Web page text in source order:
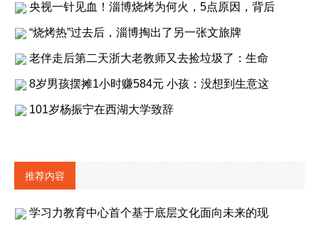
央视一针见血！淄博烧烤为何火，5点原因，背后
“烧烤热”过去后，淄博掏出了另一张文旅牌
老伴走后第二天浙大老教师又去捡垃圾了：生命
8岁男孩摆摊1小时赚584元 小孩：没想到生意这
101岁杨振宁在西湖大学致辞
推荐内容
学习力教育中心首个基于底层文化面向未来的现